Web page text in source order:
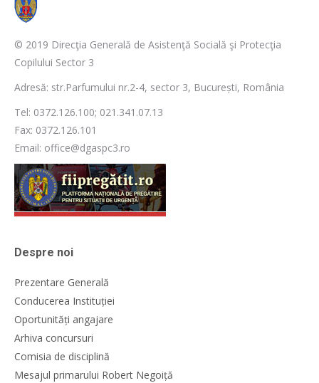
© 2019 Direcţia Generală de Asistenţă Socială şi Protecţia
Copilului Sector 3
Adresă: str.Parfumului nr.2-4, sector 3, București, România
Tel: 0372.126.100; 021.341.07.13
Fax: 0372.126.101
Email: office@dgaspc3.ro
Despre noi
Prezentare Generală
Conducerea Instituției
Oportunități angajare
Arhiva concursuri
Comisia de disciplină
Mesajul primarului Robert Negoiță